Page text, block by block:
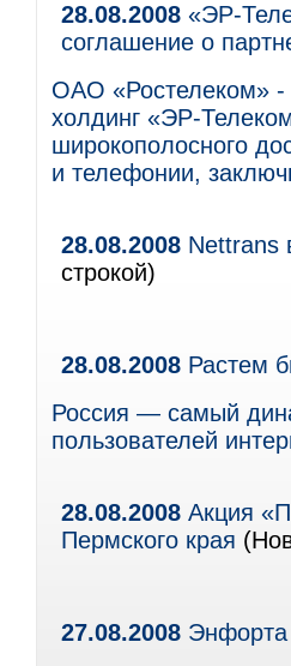
28.08.2008 «ЭР-
соглашение о
ОАО «Ростелеком» -
холдинг «ЭР-
широкополосного
и телефонии,
28.08.2008
строкой)
28.08.2008 Растем
Россия — самый
пользователей
28.08.2008 Акция
Пермского края
27.08.2008 Энфорта